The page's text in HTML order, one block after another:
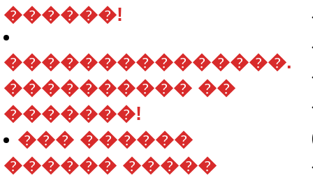
������!
���������������.
���������� ��
�������!
��� ������
������ �����